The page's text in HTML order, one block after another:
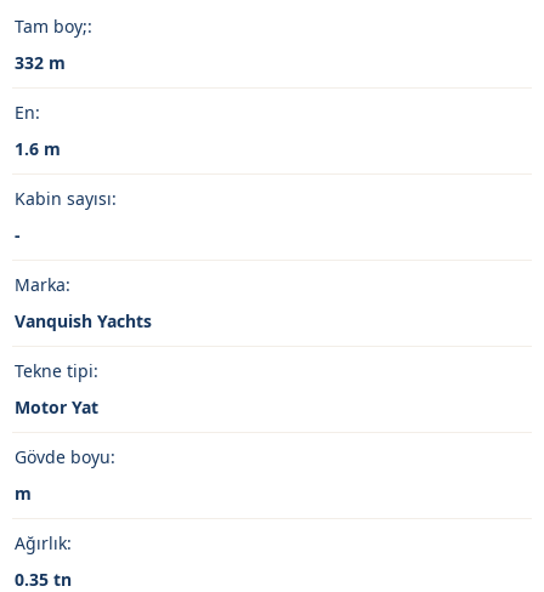
Tam boy;:
332 m
En:
1.6 m
Kabin sayısı:
-
Marka:
Vanquish Yachts
Tekne tipi:
Motor Yat
Gövde boyu:
m
Ağırlık:
0.35 tn